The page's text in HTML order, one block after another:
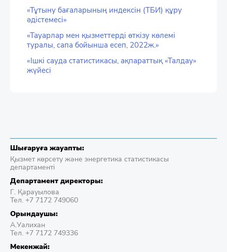
«Тұтыну бағаларының индексін (ТБИ) құру
әдістемесі»
«Тауарлар мен қызметтерді өткізу көлемі
туралы, сапа бойынша есеп, 2022ж.»
«Ішкі сауда статистикасы, ақпараттық «Талдау»
жүйесі
Шығаруға жауапты:
Қызмет көрсету және энергетика статистикасы
департаменті
Департамент директоры:
Г. Қарауылова
Тел. +7 7172 749060
Орындаушы:
А.Уалихан
Тел. +7 7172 749336
Мекенжай: